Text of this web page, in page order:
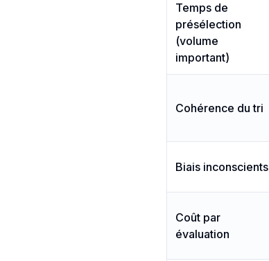
Temps de
présélection
(volume
important)
Cohérence du tri
Biais inconscients
Coût par
évaluation